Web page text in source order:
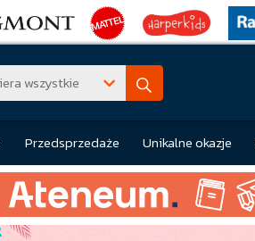
wszystkie
Przedsprzedaże Unikalne okazje